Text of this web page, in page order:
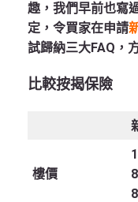
趣，我們早前也寫
定，令買家在申請
試歸納三大FAQ，
比較按揭保險
樓價